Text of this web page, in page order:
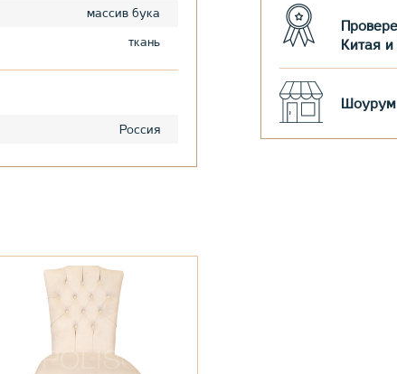
Китая
Шоурум
массив бука
ткань
Россия